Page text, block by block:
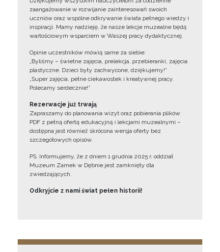
zaangażowanie w rozwijanie zainteresowań swoich
uczniów oraz wspólne odkrywanie świata pełnego wiedzy i
inspiracji. Mamy nadzieję, że nasze lekcje muzealne będą
wartościowym wsparciem w Waszej pracy dydaktycznej.
Opinie uczestników mówią same za siebie:
„Byliśmy – świetne zajęcia, prelekcja, przebieranki, zajęcia
plastyczne. Dzieci były zachwycone, dziękujemy!”
„Super zajęcia, pełne ciekawostek i kreatywnej pracy.
Polecamy serdecznie!”
Rezerwacje już trwają
Zapraszamy do planowania wizyt oraz pobierania plików
PDF z pełną ofertą edukacyjną i lekcjami muzealnymi –
dostępna jest również skrócona wersja oferty bez
szczegółowych opisów.
PS. Informujemy, że z dniem 1 grudnia 2025 r. oddział
Muzeum Zamek w Dębnie jest zamknięty dla
zwiedzających.
Odkryjcie z nami świat pełen historii!